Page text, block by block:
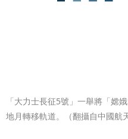
「大力士長征5號」一舉將「嫦
地月轉移軌道。（翻攝自中國航